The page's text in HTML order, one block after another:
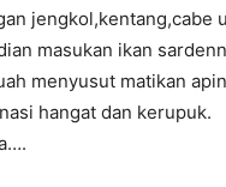
jengkol,kentang,cabe
masukan ikan
menyusut matikan
hangat dan kerupuk.